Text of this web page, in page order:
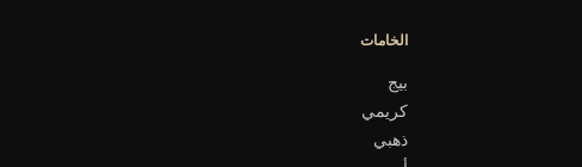
الخامات
بيج
كريمي
ذهبي